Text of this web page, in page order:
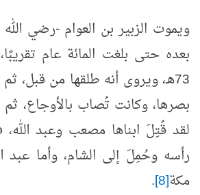
ويموت الزبير بن العوام -رضي
بعده حتى بلغت المائة عام
73هـ، ويروى أنه طلقها من
بصرها، وكانت تُصاب بالأوجاع،
لقد قُتِلَ ابناها مصعب وعبد
رأسه وحُمِلَ إلى الشام، وأما
مكة[8]
.